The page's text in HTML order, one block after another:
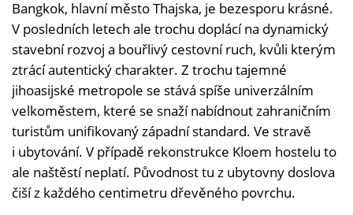
Bangkok, hlavní město Thajska, je bezesporu krásné.
V posledních letech ale trochu doplácí na dynamický
stavební rozvoj a bouřlivý cestovní ruch, kvůli kterým
ztrácí autentický charakter. Z trochu tajemné
jihoasijské metropole se stává spíše univerzálním
velkoměstem, které se snaží nabídnout zahraničním
turistům unifikovaný západní standard. Ve stravě
i ubytování. V případě rekonstrukce Kloem hostelu to
ale naštěstí neplatí. Původnost tu z ubytovny doslova
čiší z každého centimetru dřevěného povrchu.